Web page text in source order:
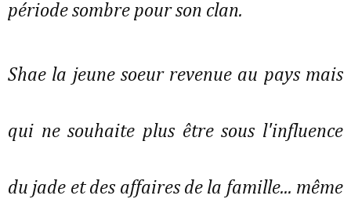
période sombre pour son clan.
Shae la jeune soeur revenue au pays mais
qui ne souhaite plus être sous l'influence
du jade et des affaires de la famille... même